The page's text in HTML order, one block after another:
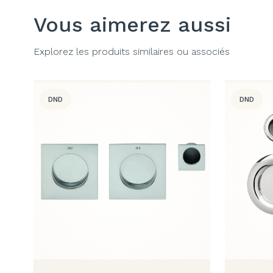
Vous aimerez aussi
Explorez les produits similaires ou associés
DND DND